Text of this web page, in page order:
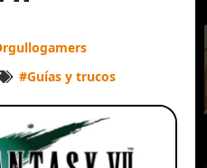
#Guías y trucos